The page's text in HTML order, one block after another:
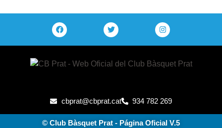
cbprat@cbprat.cat 934 782 269
© Club Bàsquet Prat - Página Oficial V.5